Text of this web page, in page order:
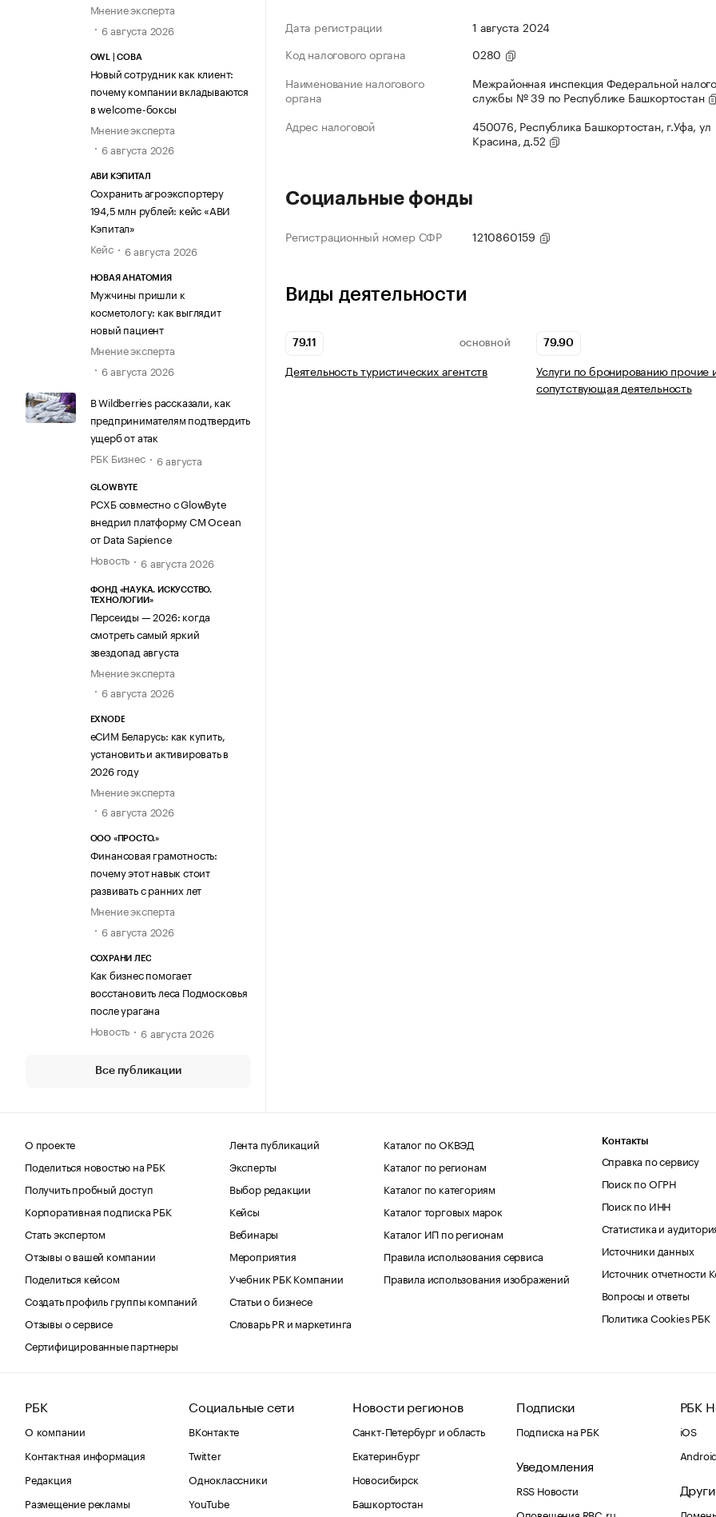
Мнение эксперта
6 августа 2026
OWL | СОВА
Новый сотрудник как клиент:
почему компании вкладываются
в welcome-боксы
Мнение эксперта
6 августа 2026
АВИ КЭПИТАЛ
Сохранить агроэкспортеру
194,5 млн рублей: кейс «АВИ
Кэпитал»
Кейс
6 августа 2026
НОВАЯ АНАТОМИЯ
Мужчины пришли к
косметологу: как выглядит
новый пациент
Мнение эксперта
6 августа 2026
В Wildberries рассказали, как
предпринимателям подтвердить
ущерб от атак
РБК Бизнес
6 августа
GLOWBYTE
РСХБ совместно с GlowByte
внедрил платформу CM Ocean
от Data Sapience
Новость
6 августа 2026
ФОНД «НАУКА. ИСКУССТВО.
ТЕХНОЛОГИИ»
Персеиды — 2026: когда
смотреть самый яркий
звездопад августа
Мнение эксперта
6 августа 2026
EXNODE
еСИМ Беларусь: как купить,
установить и активировать в
2026 году
Мнение эксперта
6 августа 2026
ООО «ПРОСТО.»
Финансовая грамотность:
почему этот навык стоит
развивать с ранних лет
Мнение эксперта
6 августа 2026
СОХРАНИ ЛЕС
Как бизнес помогает
восстановить леса Подмосковья
после урагана
Новость
6 августа 2026
Все публикации
Дата регистрации
1 августа 2024
Код налогового органа
0280
Наименование налогового
органа
Межрайонная инспекция Федеральной
службы № 39 по Республике Башкортостан
Адрес налоговой
450076, Республика Башкортостан, г.Уфа, ул
Красина, д.52
Социальные фонды
Регистрационный номер СФР 1210860159
Виды деятельности
79.11 ОСНОВНОЙ
Деятельность туристических агентств
79.90
Услуги по бронированию прочие
сопутствующая деятельность
О проекте
Поделиться новостью на РБК
Получить пробный доступ
Корпоративная подписка РБК
Стать экспертом
Отзывы о вашей компании
Поделиться кейсом
Создать профиль группы компаний
Отзывы о сервисе
Сертифицированные партнеры
Лента публикаций
Эксперты
Выбор редакции
Кейсы
Вебинары
Мероприятия
Учебник РБК Компании
Статьи о бизнесе
Словарь PR и маркетинга
Каталог по ОКВЭД
Каталог по регионам
Каталог по категориям
Каталог торговых марок
Каталог ИП по регионам
Правила использования сервиса
Правила использования изображений
Контакты
Справка по сервису
Поиск по ОГРН
Поиск по ИНН
Статистика и
Источники данных
Источник отчетности
Вопросы и ответы
Политика Cookies РБК
РБК
О компании
Контактная информация
Редакция
Размещение рекламы
Социальные сети
ВКонтакте
Twitter
Одноклассники
YouTube
Новости регионов
Санкт-Петербург и область
Екатеринбург
Новосибирск
Башкортостан
Подписки
Подписка на РБК
Уведомления
RSS Новости
Оповещения RBC.ru
РБК
iOS